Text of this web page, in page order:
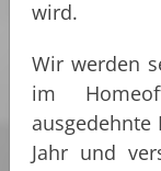
wird.
Wir werden
im
ausgedehnte
Jahr und